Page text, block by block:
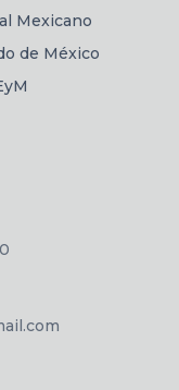
Mexicano
de México